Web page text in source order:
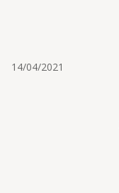
14/04/2021